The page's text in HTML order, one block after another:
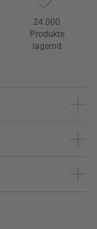
24.000
Produkte
lagernd